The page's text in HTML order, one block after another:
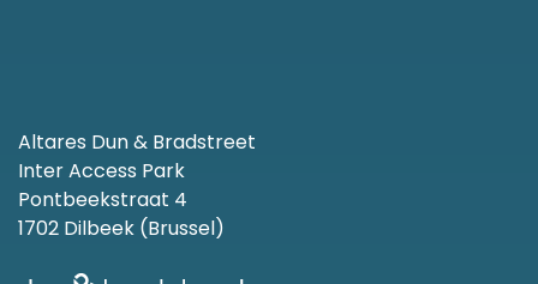
Altares Dun & Bradstreet
Inter Access Park
Pontbeekstraat 4
1702 Dilbeek (Brussel)